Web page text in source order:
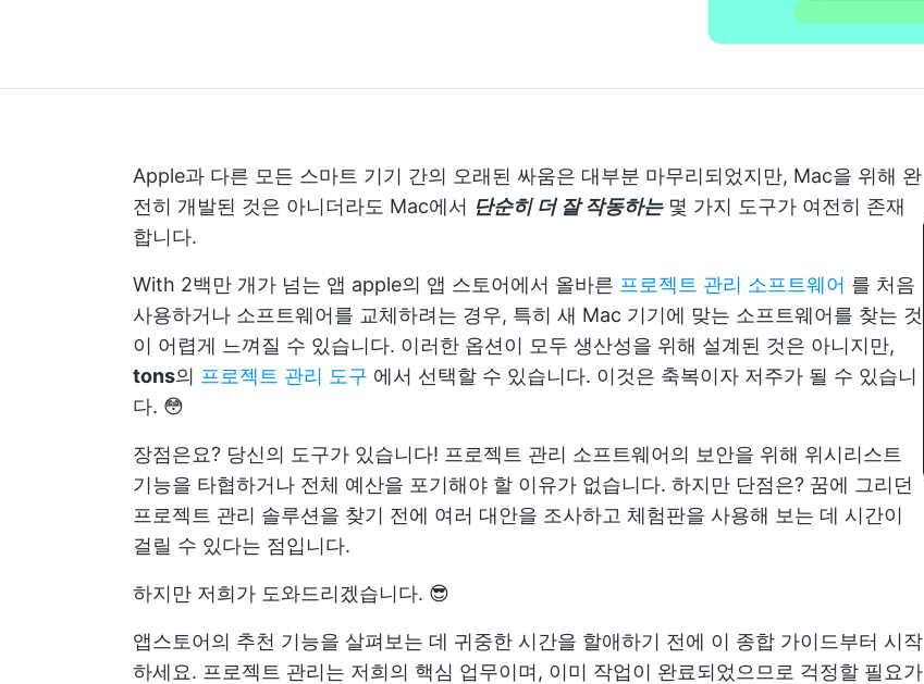
Apple과 다른 모든 스마트 기기 간의 오래된 싸움은 대부분 마무리되었지만, Mac을 위해 완
전히 개발된 것은 아니더라도 Mac에서 단순히 더 잘 작동하는몇 가지 도구가 여전히 존재
합니다.
With 2백만 개가 넘는 앱 apple의 앱 스토어에서 올바른 프로젝트 관리 소프트웨어 를 처음
사용하거나 소프트웨어를 교체하려는 경우, 특히 새 Mac 기기에 맞는 소프트웨어를 찾는 것
이 어렵게 느껴질 수 있습니다. 이러한 옵션이 모두 생산성을 위해 설계된 것은 아니지만,
tons의 프로젝트 관리 도구 에서 선택할 수 있습니다. 이것은 축복이자 저주가 될 수 있습니
다. 😳
장점은요? 당신의 도구가 있습니다! 프로젝트 관리 소프트웨어의 보안을 위해 위시리스트
기능을 타협하거나 전체 예산을 포기해야 할 이유가 없습니다. 하지만 단점은? 꿈에 그리던
프로젝트 관리 솔루션을 찾기 전에 여러 대안을 조사하고 체험판을 사용해 보는 데 시간이
걸릴 수 있다는 점입니다.
하지만 저희가 도와드리겠습니다. 😎
앱스토어의 추천 기능을 살펴보는 데 귀중한 시간을 할애하기 전에 이 종합 가이드부터 시작
하세요. 프로젝트 관리는 저희의 핵심 업무이며, 이미 작업이 완료되었으므로 걱정할 필요가